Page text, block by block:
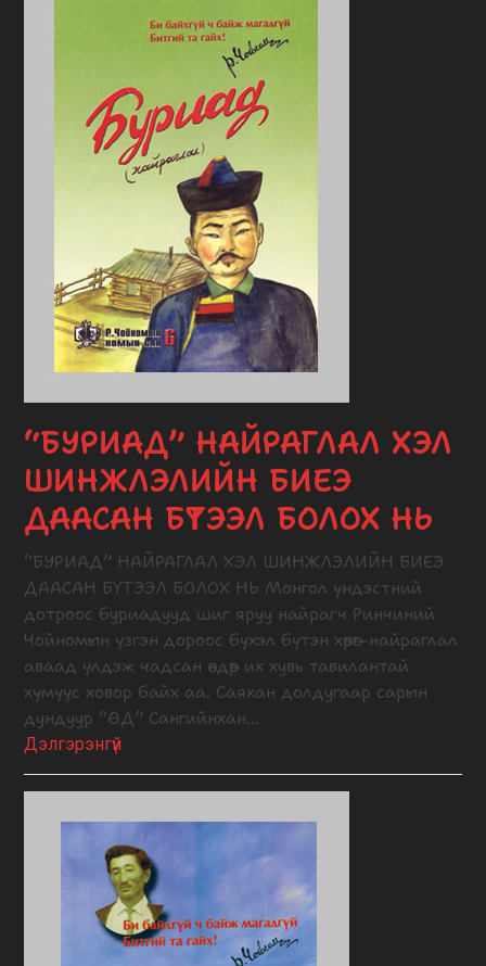
“БУРИАД” НАЙРАГЛАЛ ХЭЛ
ШИНЖЛЭЛИЙН БИЕЭ
ДААСАН БҮТЭЭЛ БОЛОХ НЬ
“БУРИАД” НАЙРАГЛАЛ ХЭЛ ШИНЖЛЭЛИЙН БИЕЭ
ДААСАН БҮТЭЭЛ БОЛОХ НЬ Монгол үндэстний
дотроос буриадууд шиг яруу найрагч Ринчиний
Чойномын үзгэн дороос бүхэл бүтэн хөрөг-найраглал
аваад үлдэж чадсан өндөр их хувь тавилантай
хүмүүс ховор байх аа. Саяхан долдугаар сарын
дундуур “ӨД” Сангийнхан…
Дэлгэрэнгүй